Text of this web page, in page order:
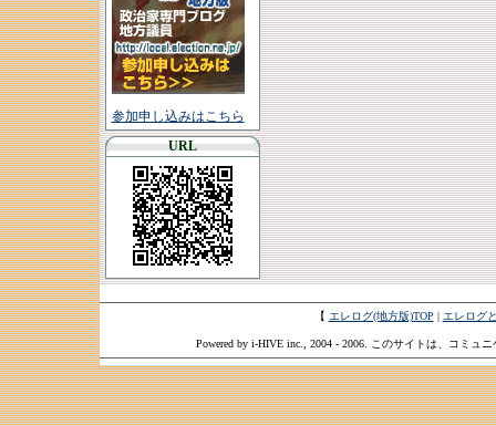
参加申し込みはこちら
URL
【 エレログ(地方版)TOP | エレログ
Powered by i-HIVE inc., 2004 - 2006. このサイトは、コミュ